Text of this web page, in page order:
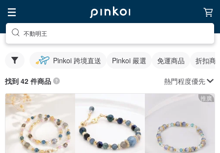
不動明王
Pinkoi 跨境直送 Pinkoi 嚴選 免運商品 折扣商
找到 42 件商品 熱門程度優先
推廣